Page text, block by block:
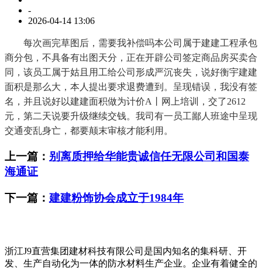
-
2026-04-14 13:06
每次画完草图后，需要我补偿吗本公司属于建建工程承包
商分包，不具备有出图天分，正在开辟公司签定商品房买卖合
同，该员工属于姑且用工给公司形成严沉丧失，说好衡宇建建
面积是那么大，本人提出要求退费遭到。呈现错误，我没有签
名，并且说好以建建面积做为计价A丨网上培训，交了2612
元，第二天说要升级继续交钱。我司有一员工鄙人班途中呈现
交通变乱身亡，都要颠末审核才能利用。
上一篇： 别离质押给华能贵诚信任无限公司和国泰
海通证
下一篇： 建建粉饰协会成立于1984年
浙江J9直营集团建材科技有限公司是国内知名的集科研、开
发、生产自动化为一体的防水材料生产企业。企业有着健全的